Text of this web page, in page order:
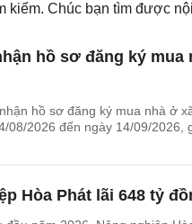
kiếm. Chúc bạn tìm được
hồ sơ đăng ký
hồ sơ đăng ký mua nhà ở
08/2026 đến ngày 14/09/2026,
Hòa Phát lãi 648 tỷ